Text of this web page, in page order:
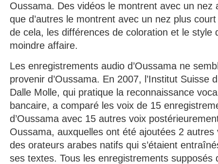
Oussama. Des vidéos le montrent avec un nez
que d’autres le montrent avec un nez plus
de cela, les différences de coloration et le style
moindre affaire.
Les enregistrements audio d’Oussama ne
provenir d’Oussama. En 2007, l’Institut Suisse
Dalle Molle, qui pratique la reconnaissance
bancaire, a comparé les voix de 15
d’Oussama avec 15 autres voix
Oussama, auxquelles ont été ajoutées 2
des orateurs arabes natifs qui s’étaient
ses textes. Tous les enregistrements supposés